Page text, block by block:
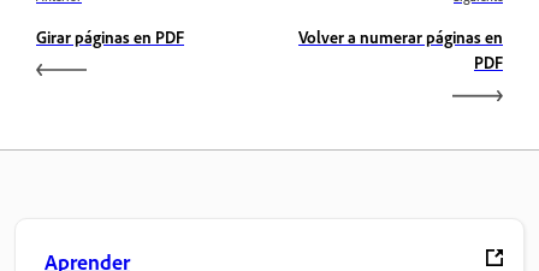
Girar páginas en PDF
Volver a numerar páginas en
PDF
Aprender